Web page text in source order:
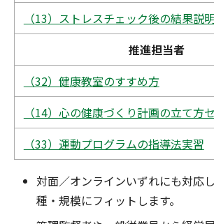
（13）ストレスチェック後の結果説
推進担当者
（32）健康教室のすすめ方
（14）心の健康づくり計画の立て方
（33）運動プログラムの指導法実習
対面／オンラインいずれにも対応
種・規模にフィットします。